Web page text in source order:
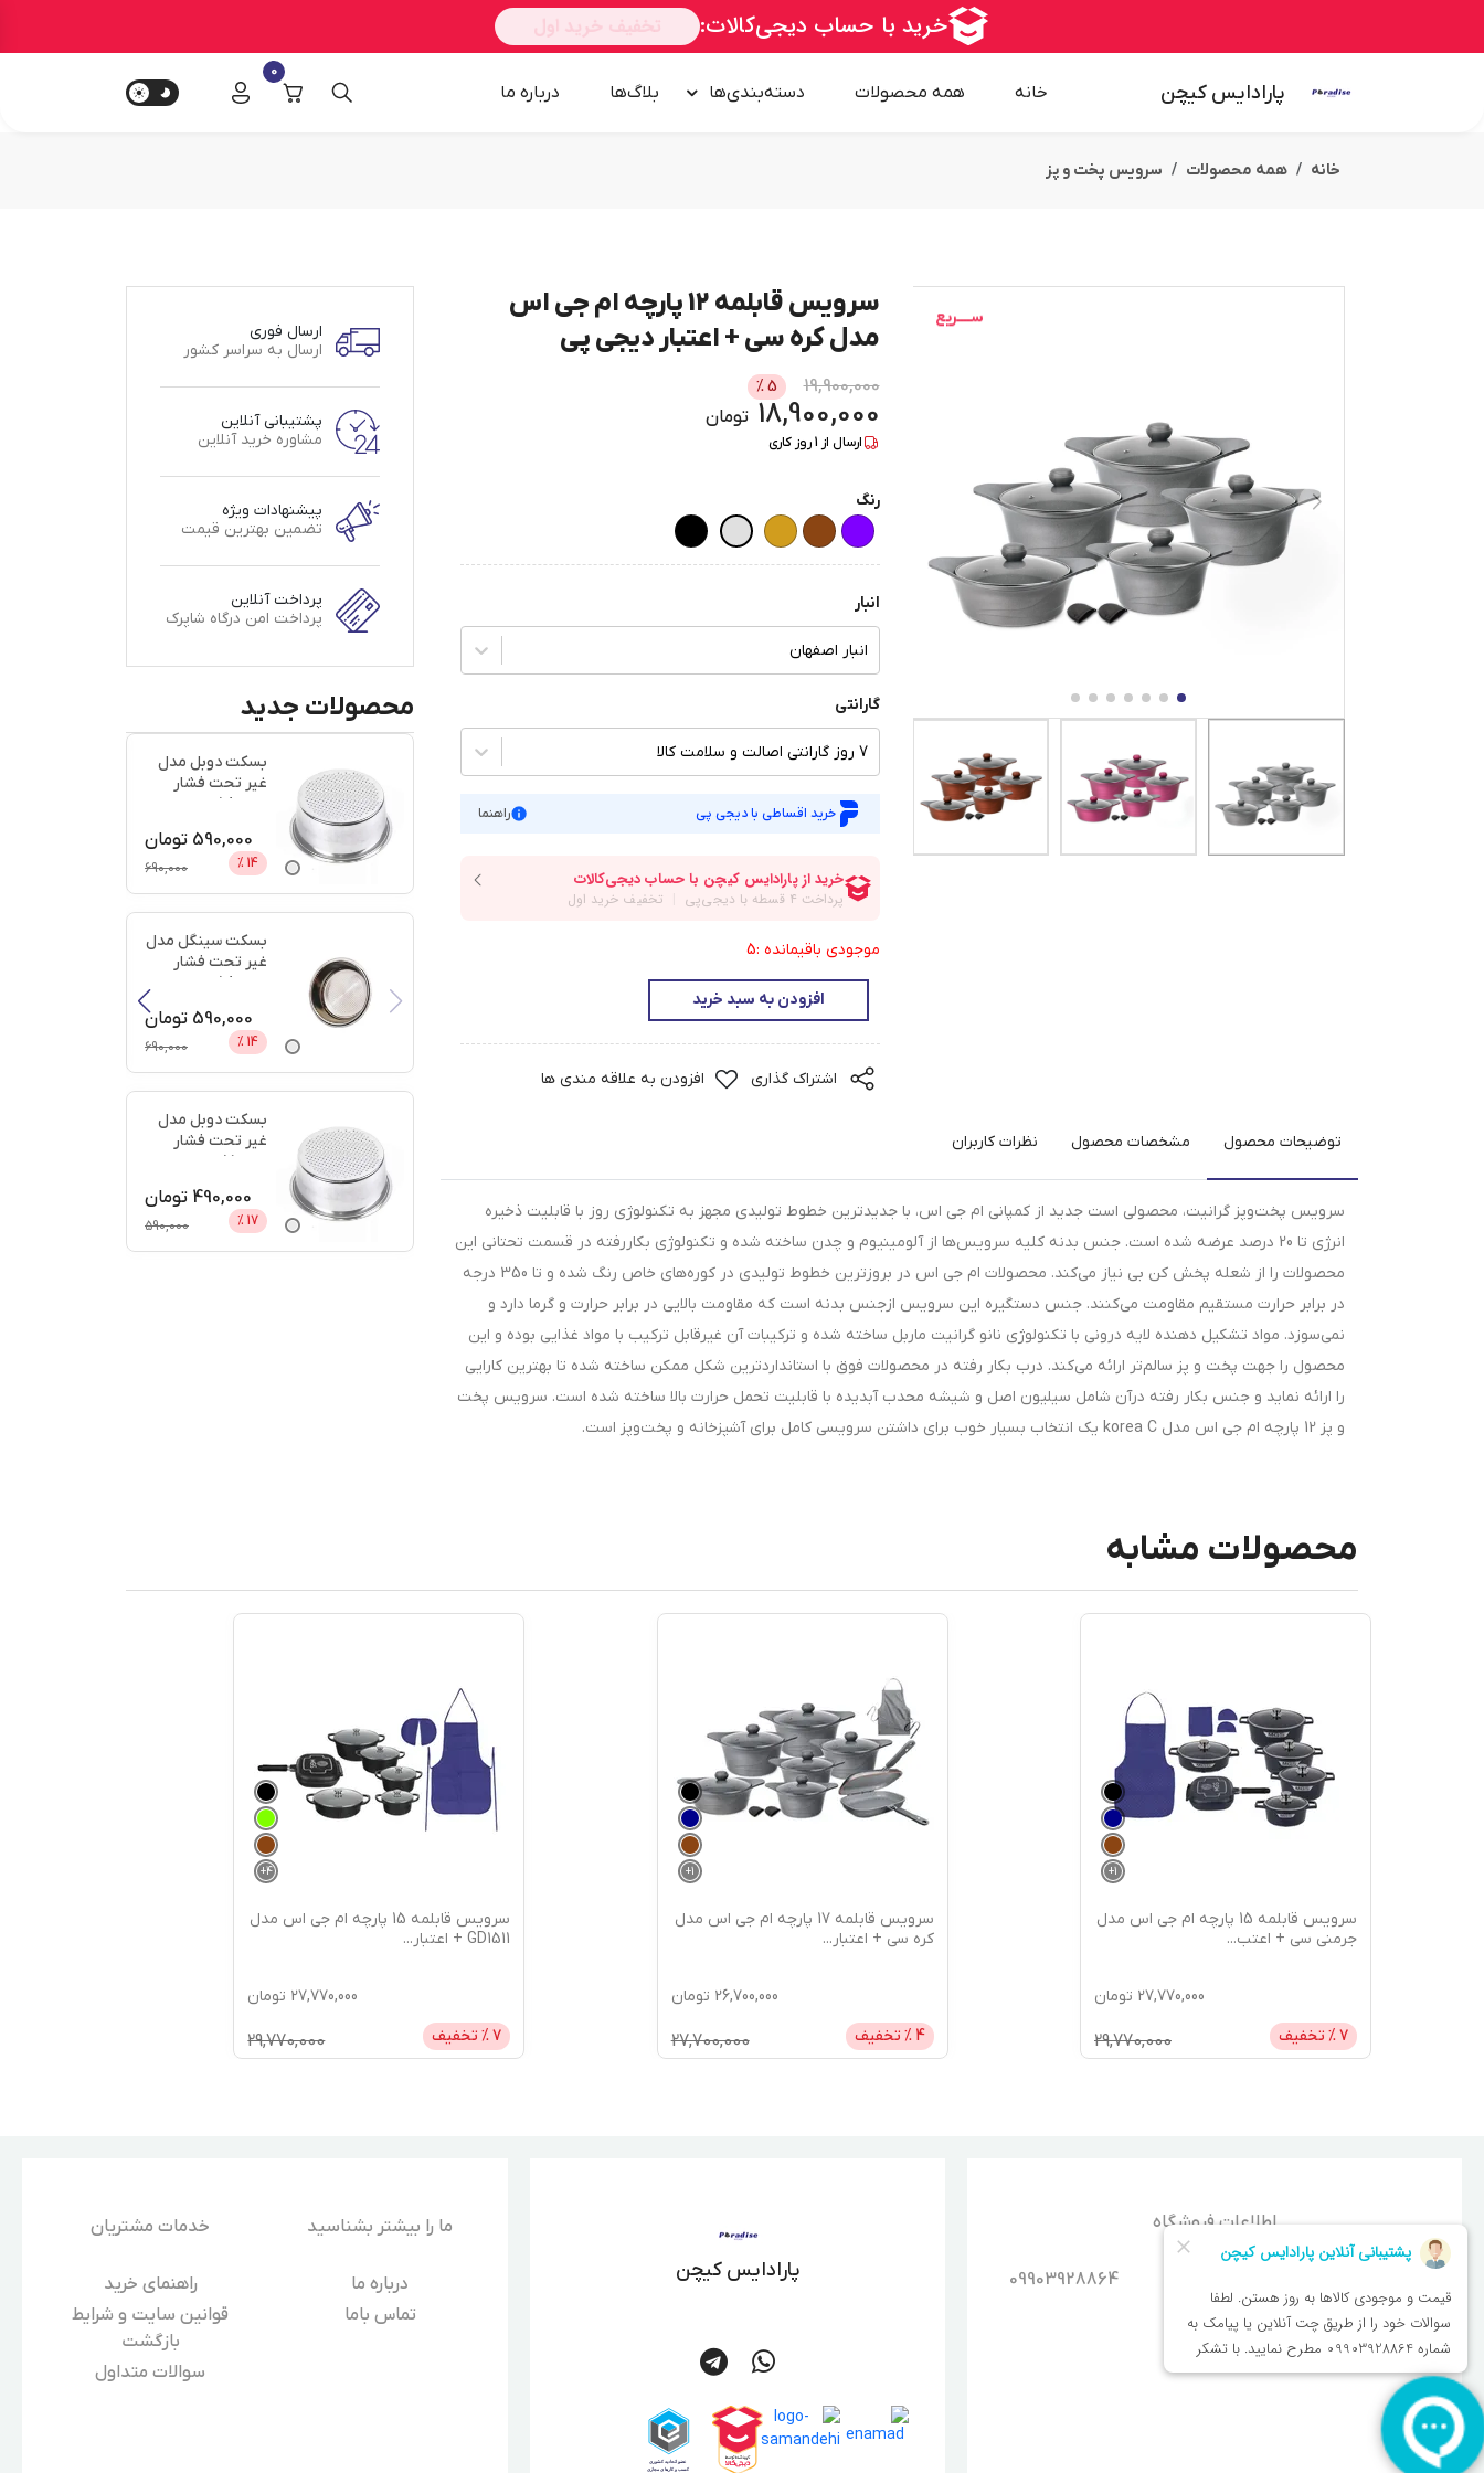
پارادایس کیچن خانه همه محصولات دسته‌بندی‌ها بلاگ‌ها درباره‌ ما
0
خانه همه محصولات سرویس پخت و پز
سرویس قابلمه 12 پارچه ام جی اس
مدل کره سی + اعتبار دیجی پی
19,900,000
5
%
18,900,000 تومان
ارسال از 1روز کاری
رنگ
انبار
انبار اصفهان
گارانتی
7 روز گارانتی اصالت و سلامت کالا
خرید اقساطی با دیجی پی راهنما
موجودی باقیمانده :5
افزودن به سبد خرید
اشتراک گذاری افزودن به علاقه مندی ها
توضیحات محصول مشخصات محصول نظرات کاربران
سرویس پخت‌وپز گرانیت، محصولی است جدید از کمپانی ام جی اس، با جدیدترین خطوط تولیدی مجهز به تکنولوژی روز با قابلیت ذخیره
انرژی تا 20 درصد عرضه شده است. جنس بدنه کلیه سرویس‌ها از آلومینیوم و چدن ساخته شده و تکنولوژی بکاررفته در قسمت تحتانی این
محصولات را از شعله پخش کن بی نیاز می‌کند. محصولات ام جی اس در بروزترین خطوط تولیدی در کوره‌های خاص رنگ شده و تا 350 درجه
در برابر حرارت مستقیم مقاومت می‌کنند. جنس دستگیره این سرویس ازجنس بدنه است که مقاومت بالایی در برابر حرارت و گرما دارد و
نمی‌سوزد. مواد تشکیل دهنده لایه درونی با تکنولوژی نانو گرانیت ماربل ساخته شده و ترکیبات آن غیر‌قابل ترکیب با مواد غذایی بوده و این
محصول را جهت پخت و پز سالم‌تر ارائه می‌کند. درب بکار رفته در محصولات فوق با استاندارد‌ترین شکل ممکن ساخته شده تا بهترین کارایی
را ارائه نماید و جنس بکار رفته درآن شامل سیلیون اصل و شیشه محدب آبدیده با قابلیت تحمل حرارت بالا ساخته شده است. سرویس پخت
و پز 12 پارچه ام جی اس مدل korea C یک انتخاب بسیار خوب برای داشتن سرویسی کامل برای آشپزخانه و پخت‌و‌پز است.
ارسال فوری
ارسال به سراسر کشور
پشتیبانی آنلاین
مشاوره خرید آنلاین
پیشنهادات ویژه
تضمین بهترین قیمت
پرداخت آنلاین
پرداخت امن درگاه شاپرک
محصولات جدید
بسکت دوبل مدل
غیر تحت فشار
590,000 تومان
14
%
690,000
بسکت سینگل مدل
غیر تحت فشار
590,000 تومان
14
%
690,000
بسکت دوبل مدل
غیر تحت فشار
490,000 تومان
17
%
590,000
محصولات مشابه
1
+
سرویس قابلمه 15 پارچه ام جی اس مدل
جرمنی سی + اعتب...
27,770,000 تومان
7% تخفیف 29,770,000
1
+
سرویس قابلمه 17 پارچه ام جی اس مدل
کره سی + اعتبار...
26,700,000 تومان
4 % تخفیف 27,700,000
4
+
سرویس قابلمه 15 پارچه ام جی اس مدل
GD1511 + اعتبار
...
27,770,000 تومان
7% تخفیف 29,770,000
اطلاعات فروشگاه
09903928864
اصفهان - سپاهان شهر
پارادایس کیچن
ما را بیشتر بشناسید
درباره‌ ما
تماس باما
خدمات مشتریان
راهنمای خرید
قوانین سایت و شرایط
بازگشت
سوالات متداول